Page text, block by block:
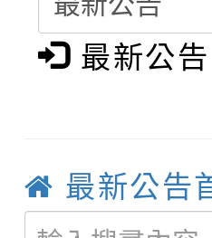
賽實施要點
比賽實施
轉知：「
動辦法」
轉知臺中
畫影片一
劇比賽實
表
轉知：桃
敬師藝文
【甄選結
最新公告
最新公告